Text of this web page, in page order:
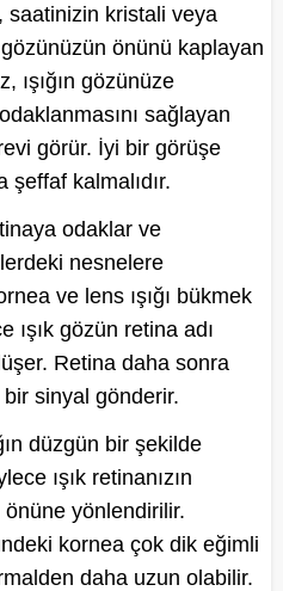
saatinizin kristali veya
gözünüzün önünü kaplayan
ışığın gözünüze
sağlayan
görür. İyi bir görüşe
şeffaf kalmalıdır.
odaklar ve
nesnelere
ve lens ışığı bükmek
ışık gözün retina adı
Retina daha sonra
sinyal gönderir.
düzgün bir şekilde
ışık retinanızın
önüne yönlendirilir.
kornea çok dik eğimli
daha uzun olabilir.